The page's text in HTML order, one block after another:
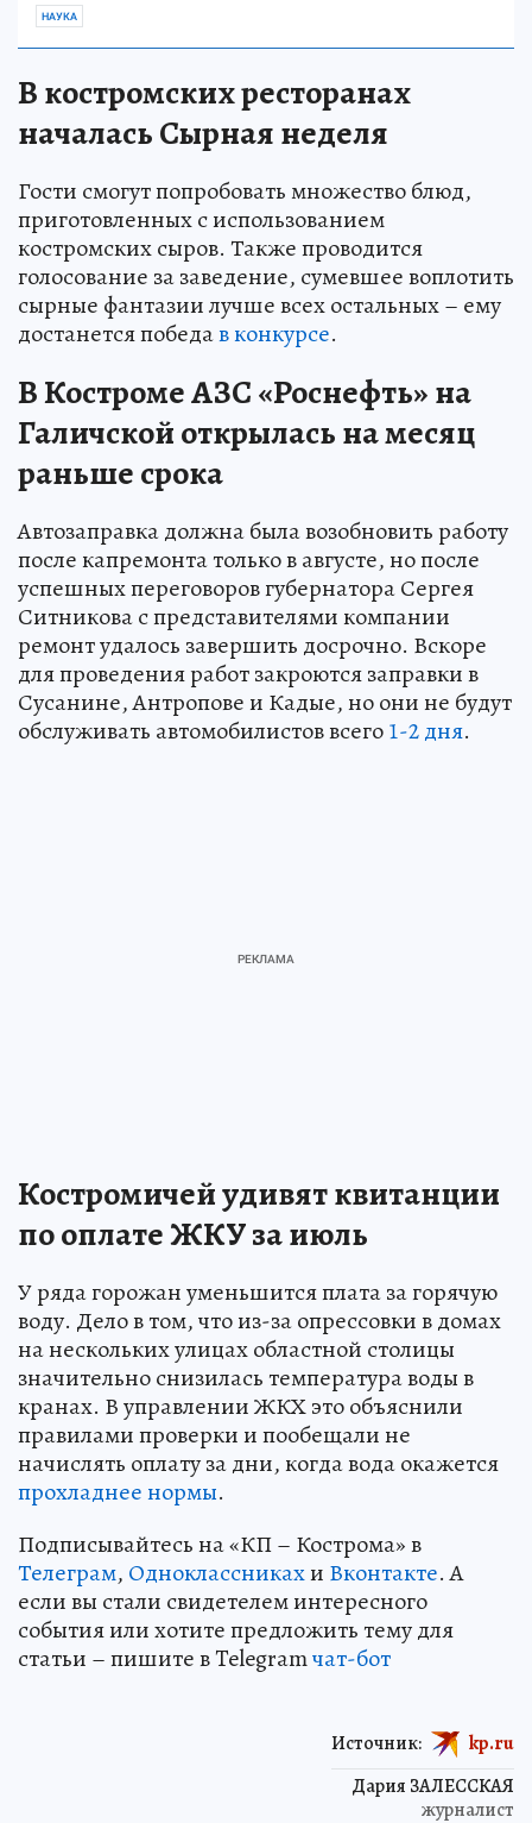
НАУКА
В костромских ресторанах
началась Сырная неделя
Гости смогут попробовать множество блюд,
приготовленных с использованием
костромских сыров. Также проводится
голосование за заведение, сумевшее воплотить
сырные фантазии лучше всех остальных – ему
достанется победав конкурсе.
В Костроме АЗС «Роснефть» на
Галичской открылась на месяц
раньше срока
Автозаправка должна была возобновить работу
после капремонта только в августе, но после
успешных переговоров губернатора Сергея
Ситникова с представителями компании
ремонт удалось завершить досрочно. Вскоре
для проведения работ закроются заправки в
Сусанине, Антропове и Кадые, но они не будут
обслуживать автомобилистов всего1-2 дня.
Костромичей удивят квитанции
по оплате ЖКУ за июль
У ряда горожан уменьшится плата за горячую
воду. Дело в том, что из-за опрессовки в домах
на нескольких улицах областной столицы
значительно снизилась температура воды в
кранах. В управлении ЖКХ это объяснили
правилами проверки и пообещали не
начислять оплату за дни, когда вода окажется
прохладнее нормы.
Подписывайтесь на «КП – Кострома» в
Телеграм, Одноклассникахи Вконтакте. А
если вы стали свидетелем интересного
события или хотите предложить тему для
статьи – пишите в Telegramчат-бот
Дария ЗАЛЕССКАЯ
журналист
Источник: kp.ru